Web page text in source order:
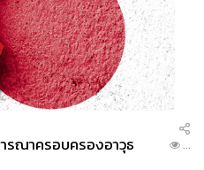
รณาครอบครองอาวุธ
...